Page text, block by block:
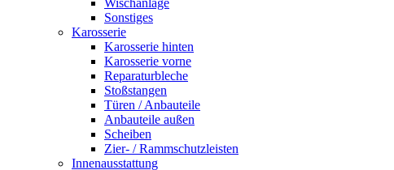
Sonstiges
Karosserie
Karosserie hinten
Karosserie vorne
Reparaturbleche
Stoßstangen
Türen / Anbauteile
Anbauteile außen
Scheiben
Zier- / Rammschutzleisten
Innenausstattung